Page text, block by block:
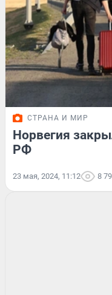
СТРАНА И МИР
Норвегия
РФ
23 мая, 2024, 11:12 8